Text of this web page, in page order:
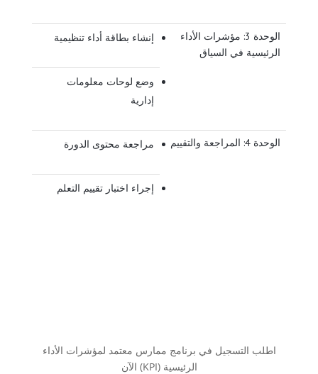
الوحدة 3: مؤشرات الأداء
الرئيسية في السياق
إنشاء بطاقة أداء تنظيمية
وضع لوحات معلومات
إدارية
الوحدة 4: المراجعة والتقييم مراجعة محتوى الدورة
إجراء اختبار تقييم التعلم
اطلب التسجيل في برنامج ممارس معتمد لمؤشرات الأداء
الرئيسية (KPI) الآن